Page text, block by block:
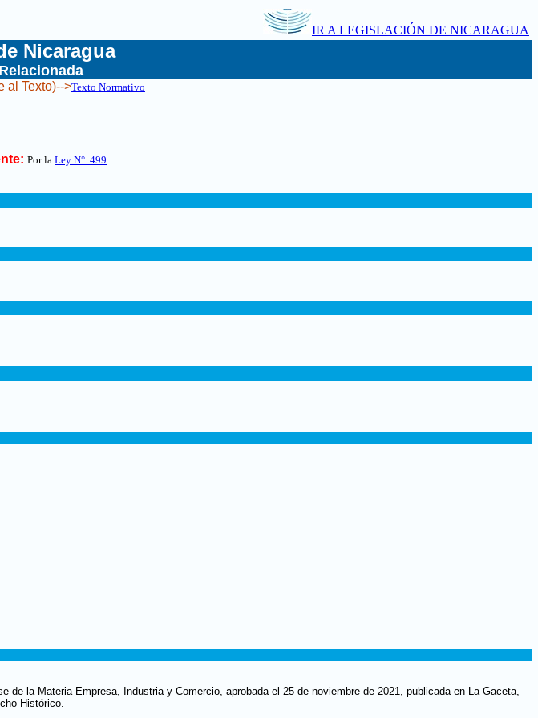
IR A LEGISLACIÓN DE NICARAGUA
Nicaragua
al Texto)-->Texto Normativo
Por la Ley N°. 499.
la Materia Empresa, Industria y Comercio, aprobada el 25 de noviembre de 2021, publicada en La Gaceta,
Histórico.